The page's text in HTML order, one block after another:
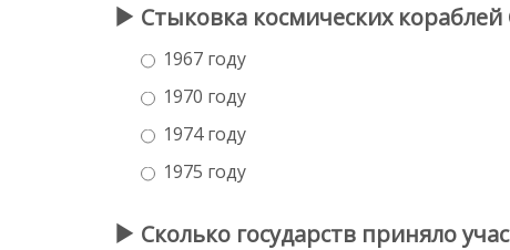
Стыковка космических
1967 году
1970 году
1974 году
1975 году
Сколько государств приняло